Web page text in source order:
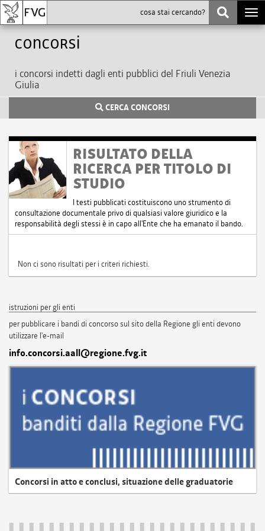
Concorsi
i concorsi indetti dagli enti pubblici del Friuli Venezia
Giulia
CERCA CONCORSI
RISULTATO DELLA
RICERCA PER TITOLO DI
STUDIO
I testi pubblicati costituiscono uno strumento di
consultazione documentale privo di qualsiasi valore giuridico e la
responsabilità degli stessi è in capo all'Ente che ha emanato il bando.
Non ci sono risultati per i criteri richiesti.
istruzioni per gli enti
per pubblicare i bandi di concorso sul sito della Regione gli enti devono
utilizzare l'e-mail
info.concorsi.aall@regione.fvg.it
Concorsi in atto e conclusi, situazione delle graduatorie